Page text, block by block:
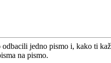
jedno pismo i, kako ti
na pismo.